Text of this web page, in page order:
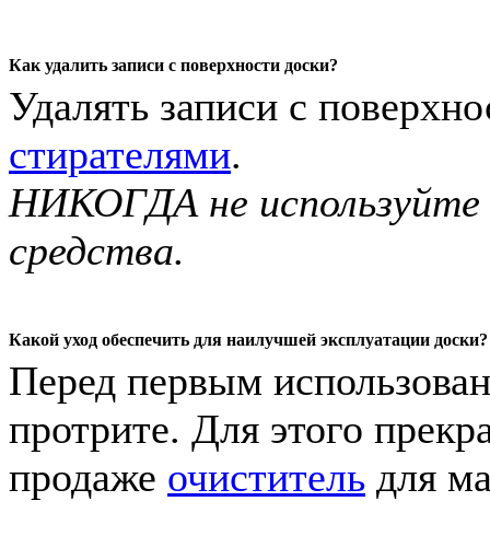
Как удалить записи с поверхности доски?
Удалять записи с
стирателями.
НИКОГДА не используйте
средства.
Какой уход обеспечить для наилучшей эксплуатации доски?
Перед первым
протрите. Для этого
продаже очиститель для